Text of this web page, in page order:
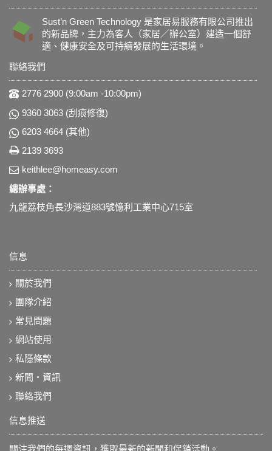
Sust’n Green Technology 是家居易服務有限公司推出
的新品牌，主力為客人（家居／辦公室）建造一個舒
適、健康安全及可持續發展的生活環境。
聯絡我們
2776 2900 (9:00am -10:00pm)
9360 3063 (刮痕修復)
6203 4664 (其他)
2139 3693
keithlee@homeasy.com
總辦事處：
九龍荔枝角長沙灣道883號憶利工業中心715室
信息
關於我們
團隊介紹
常見問題
網站使用
私隱條款
新聞‧資訊
聯絡我們
信息推送
關注我們的每週資訊，獲取最新的新聞和促銷活動。